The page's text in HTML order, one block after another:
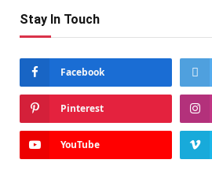
Stay In Touch
Facebook
Pinterest
YouTube